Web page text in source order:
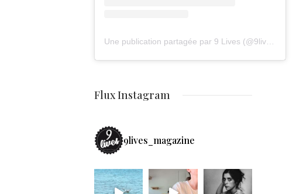
Flux Instagram
9lives_magazine